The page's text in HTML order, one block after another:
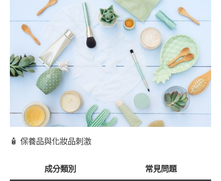
🧴 保養品與化妝品刺激
成分類別 常見問題